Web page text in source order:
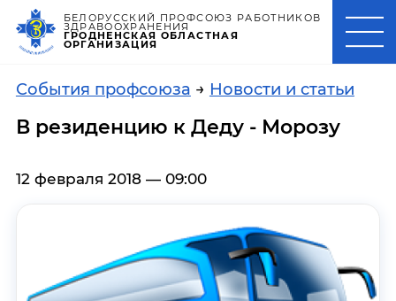
БЕЛОРУССКИЙ ПРОФСОЮЗ РАБОТНИКОВ
ЗДРАВООХРАНЕНИЯ
ГРОДНЕНСКАЯ ОБЛАСТНАЯ
ОРГАНИЗАЦИЯ
События профсоюза → Новости и статьи
В резиденцию к Деду - Морозу
12 февраля 2018 — 09:00